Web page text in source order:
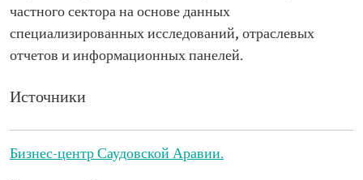
частного сектора на основе данных
специализированных исследований, отраслевых
отчетов и информационных панелей.
Источники
Бизнес-центр Саудовской Аравии.